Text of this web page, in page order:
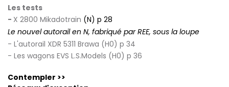
Les tests
- X 2800 Mikadotrain (N) p 28
Le nouvel autorail en N, fabriqué par REE, sous la loupe
- L'autorail XDR 5311 Brawa (H0) p 34
- Les wagons EVS L.S.Models (H0) p 36
Contempler >>